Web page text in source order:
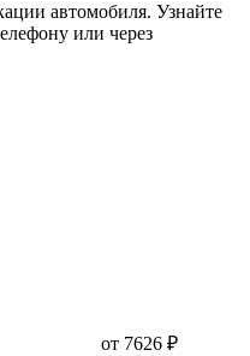
автомобиля. Узнайте
или через
от 7626 ₽